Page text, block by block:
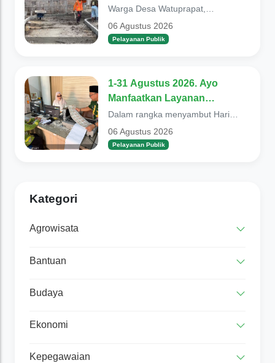
Watuprapat Nguling, Kini
Dibangun Kembali
Warga Desa Watuprapat,
Kecamatan Nguling berucap syukur.
Sebab selama 14 tahun t...
06 Agustus 2026
Pelayanan Publik
1-31 Agustus 2026. Ayo
Manfaatkan Layanan
Pembebasan Pajak Daerah
Dalam rangka menyambut Hari
Ulang Tahun (HUT) ke-81
Kemerdekaan Republik Indones...
06 Agustus 2026
Pelayanan Publik
Kategori
Agrowisata
Bantuan
Budaya
Ekonomi
Kepegawaian